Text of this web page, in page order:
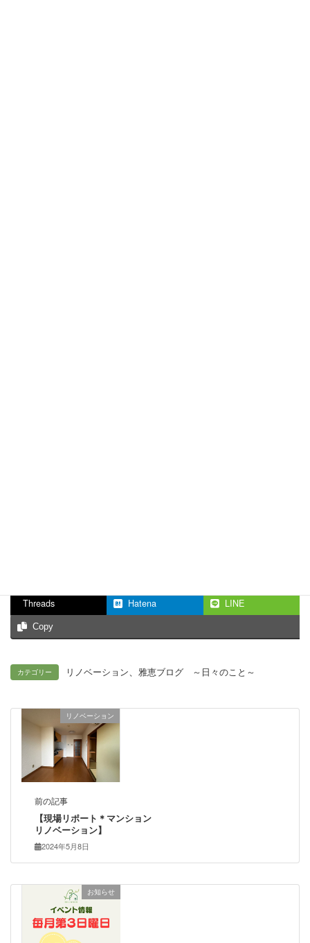
Threads
Hatena LINE
Copy
カテゴリー リノベーション 雅恵ブログ ～日々のこと～
リノベーション
前の記事
【現場リポート＊マンション
リノベーション】
2024年5月8日
お知らせ